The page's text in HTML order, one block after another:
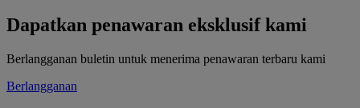
Dapatkan penawaran eksklusif kami
Berlangganan buletin untuk menerima penawaran terbaru kami
Berlangganan